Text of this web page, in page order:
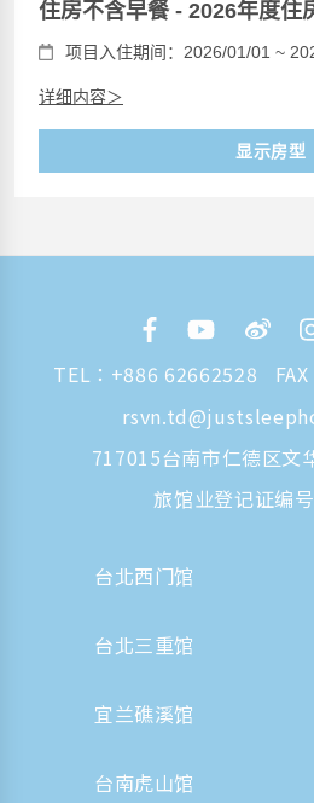
住房不含早餐 - 2026年度住
项目入住期间：2026/01/01 ~
详细内容＞
显示房型
TEL： +886 62662528
717015台南市仁德区文
旅馆业登记证编
台北西门馆
台北三重馆
宜兰礁溪馆
台南虎山馆